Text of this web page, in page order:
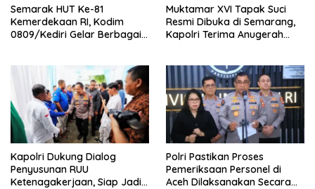
Semarak HUT Ke-81
Kemerdekaan RI, Kodim
0809/Kediri Gelar Berbagai
Muktamar XVI Tapak Suci
Resmi Dibuka di Semarang,
Kapolri Terima Anugerah
Kapolri Dukung Dialog
Penyusunan RUU
Ketenagakerjaan, Siap Jadi
Polri Pastikan Proses
Pemeriksaan Personel di
Aceh Dilaksanakan Secara